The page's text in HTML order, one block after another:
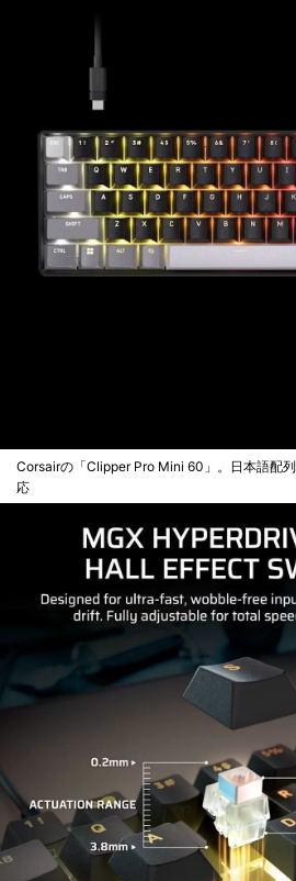
Corsairの「Clipper Pro Mini 60」。日本語配
応